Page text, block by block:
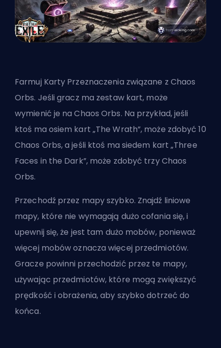
Farmuj Karty Przeznaczenia związane z Chaos
Orbs. Jeśli gracz ma zestaw kart, może
wymienić je na Chaos Orbs. Na przykład, jeśli
ktoś ma osiem kart „The Wrath”, może zdobyć 10
Chaos Orbs, a jeśli ktoś ma siedem kart „Three
Faces in the Dark”, może zdobyć trzy Chaos
Orbs.
Przechodź przez mapy szybko. Znajdź liniowe
mapy, które nie wymagają dużo cofania się, i
upewnij się, że jest tam dużo mobów, ponieważ
więcej mobów oznacza więcej przedmiotów.
Gracze powinni przechodzić przez te mapy,
używając przedmiotów, które mogą zwiększyć
prędkość i obrażenia, aby szybko dotrzeć do
końca.